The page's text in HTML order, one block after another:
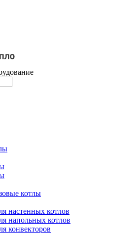
котлы
настенных котлов
напольных котлов
конвекторов